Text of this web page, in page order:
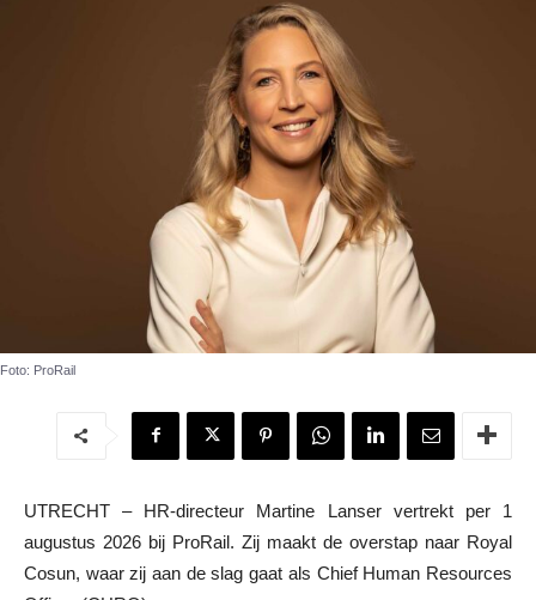
Foto: ProRail
UTRECHT – HR-directeur Martine Lanser vertrekt per 1
augustus 2026 bij ProRail. Zij maakt de overstap naar Royal
Cosun, waar zij aan de slag gaat als Chief Human Resources